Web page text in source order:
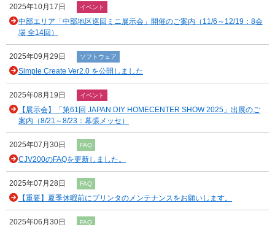
2025年10月17日 イベント
中部エリア「中部地区巡回ミニ展示会」開催のご案内（11/6～12/19：8会
場 全14回）
2025年09月29日 ソフトウェア
Simple Create Ver2.0 を公開しました
2025年08月19日 イベント
【展示会】「第61回 JAPAN DIY HOMECENTER SHOW 2025」出展のご
案内（8/21～8/23：幕張メッセ）
2025年07月30日 FAQ
CJV200のFAQを更新しました。
2025年07月28日 FAQ
【重要】夏季休暇前にプリンタのメンテナンスをお願いします。
2025年06月30日 FAQ